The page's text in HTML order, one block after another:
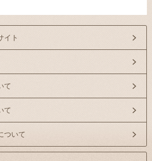
イト
て
て
ついて